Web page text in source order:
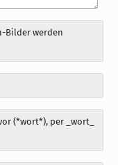
Bilder werden
(*wort*), per _wort_